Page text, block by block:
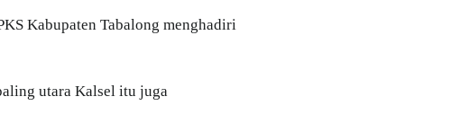
Kabupaten Tabalong menghadiri
utara Kalsel itu juga